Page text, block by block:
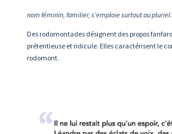
nom féminin, familier, s’emploie surtout au pluriel.
Des rodomontades désignent des propos
prétentieuse et ridicule. Elles caractérisent le
rodomont.